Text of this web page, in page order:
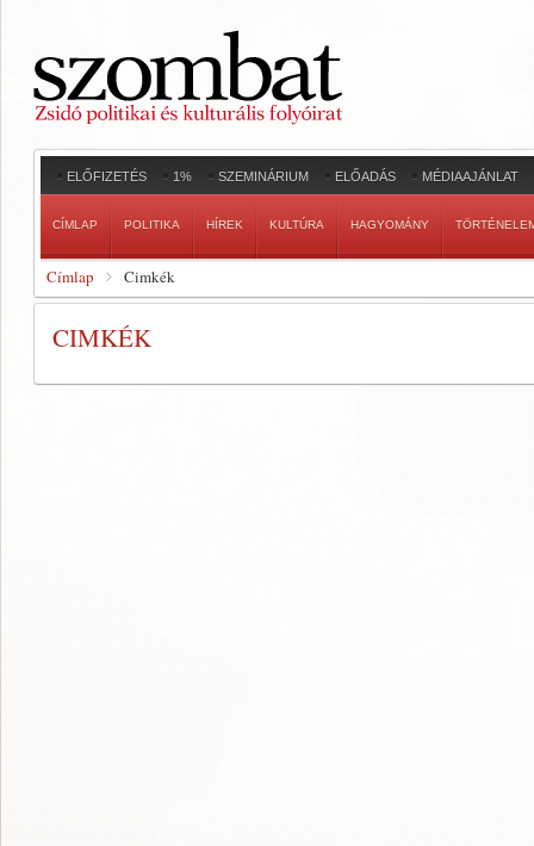
ELŐFIZETÉS 1% SZEMINÁRIUM ELŐADÁS MÉDIAAJÁNLAT
CÍMLAP POLITIKA HÍREK KULTÚRA HAGYOMÁNY
Címlap Cimkék
CIMKÉK